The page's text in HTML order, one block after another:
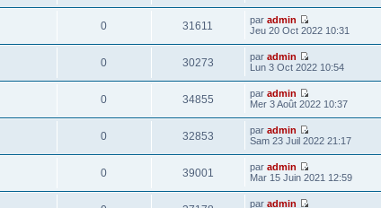
0 31611 paradmin
Jeu 20 Oct 2022 10:31
0 30273 paradmin
Lun 3 Oct 2022 10:54
0 34855 paradmin
Mer 3 Août 2022 10:37
0 32853 paradmin
Sam 23 Juil 2022 21:17
0 39001 paradmin
Mar 15 Juin 2021 12:59
paradmin